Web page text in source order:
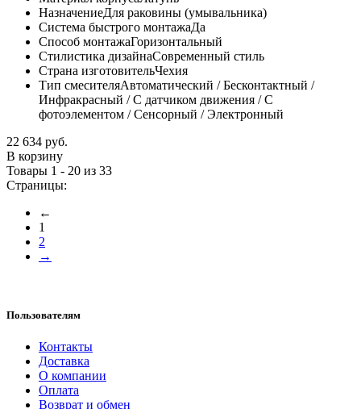
НазначениеДля раковины (умывальника)
Система быстрого монтажаДа
Способ монтажаГоризонтальный
Стилистика дизайнаСовременный стиль
Страна изготовительЧехия
Тип смесителяАвтоматический / Бесконтактный /
Инфракрасный / С датчиком движения / С
фотоэлементом / Сенсорный / Электронный
22 634 руб.
В корзину
Товары 1 - 20 из 33
Страницы:
←
1
2
→
Пользователям
Контакты
Доставка
О компании
Оплата
Возврат и обмен